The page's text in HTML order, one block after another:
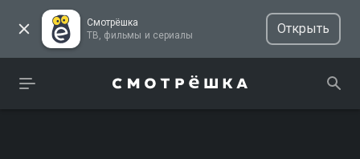
Смотрёшка
ТВ, фильмы и сериалы
Открыть